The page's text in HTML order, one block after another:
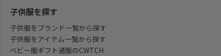
子供服を探す
子供服をブランド一覧から探す
子供服をアイテム一覧から探す
ベビー服ギフト通販のCWTCH